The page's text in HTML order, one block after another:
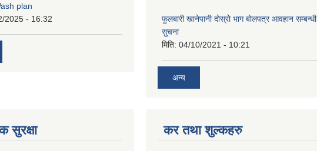
plan
2025 - 16:32
फुलबारी खानेपानी दाेस्राेे भाग बाेलपत्र आवहान सम्बन्धी
सुचना
मिति: 04/10/2021 - 10:21
अन्य
सुरक्षा कर तथा शुल्कहरु